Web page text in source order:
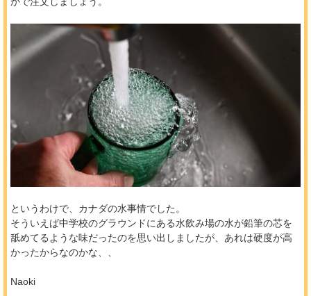
というわけで、カナダの水事情でした。
そういえば中学校のグラウンドにある水飲み場の水が鉛筆の芯を
舐めてるような味だったのを思い出しましたが、あれは硬度が高
かったからなのかな、、
Naoki